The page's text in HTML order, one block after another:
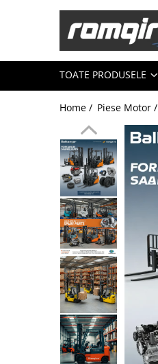
Piese Motor
Piese Motor D 2500
Piese Motor D 3900
Piese de Schimb Balkancar
Catarg Motostivuitor Balkancar
Alte Piese Catarg
Role Catarg
Piese Punte Fata
Butuci Balkancar
Piese Grup Diferențial
Piese Punte Față Motostivuitor
Planetare Balkancar
Sistem Alimentare Balkancar
Diverse Piese Alimentare
Duze Injector
Injectoare Balkancar
TOATE PRODUSELE
Home / Piese Motor /